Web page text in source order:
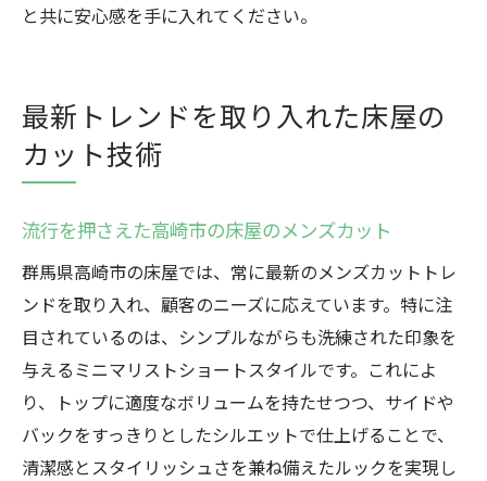
一度は体験したい高崎市の床屋の満足度
エクスペリエンス
と共に安心感を手に入れてください。
最新トレンドを取り入れた床屋の
カット技術
流行を押さえた高崎市の床屋のメンズカット
群馬県高崎市の床屋では、常に最新のメンズカットトレ
ンドを取り入れ、顧客のニーズに応えています。特に注
目されているのは、シンプルながらも洗練された印象を
与えるミニマリストショートスタイルです。これによ
り、トップに適度なボリュームを持たせつつ、サイドや
バックをすっきりとしたシルエットで仕上げることで、
清潔感とスタイリッシュさを兼ね備えたルックを実現し